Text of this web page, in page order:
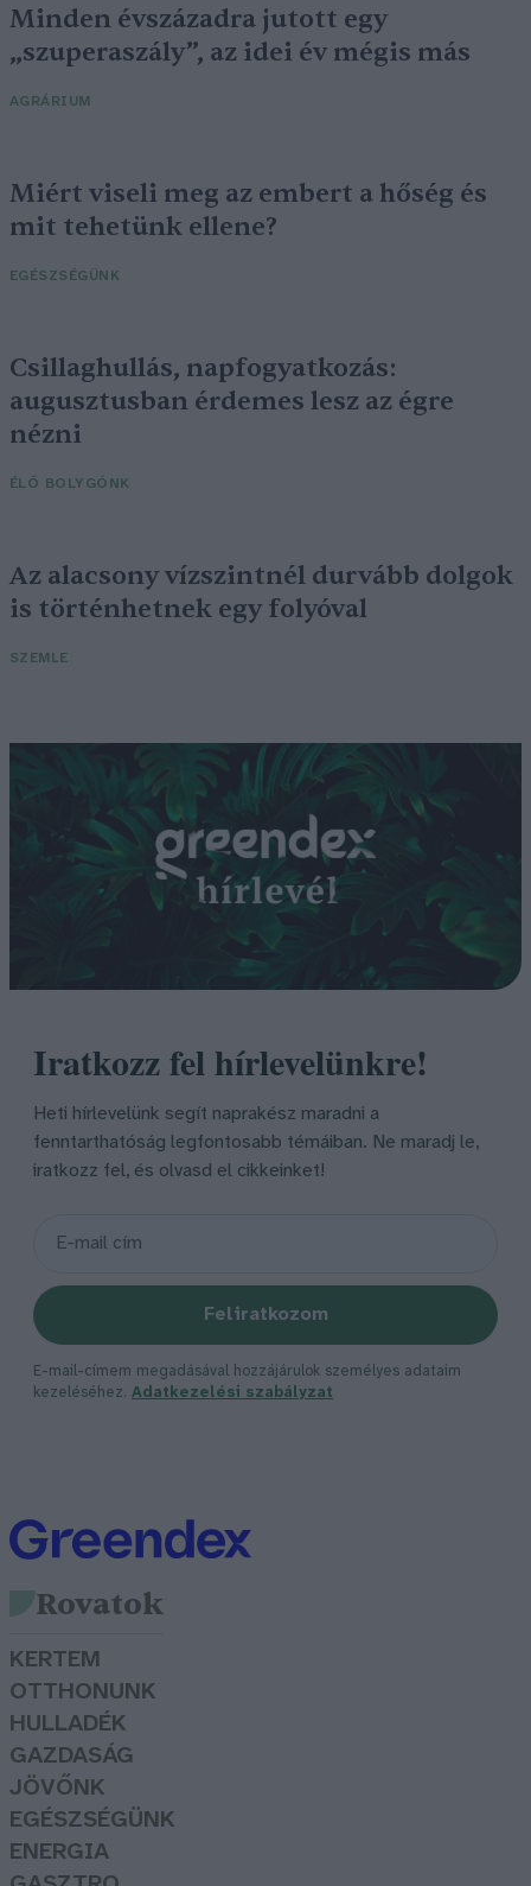
Minden évszázadra jutott egy
„szuperaszály”, az idei év mégis más
AGRÁRIUM
Miért viseli meg az embert a hőség és
mit tehetünk ellene?
EGÉSZSÉGÜNK
Csillaghullás, napfogyatkozás:
augusztusban érdemes lesz az égre
nézni
ÉLŐ BOLYGÓNK
Az alacsony vízszintnél durvább dolgok
is történhetnek egy folyóval
SZEMLE
Iratkozz fel hírlevelünkre!
Heti hírlevelünk segít naprakész maradni a
fenntarthatóság legfontosabb témáiban. Ne maradj le,
iratkozz fel, és olvasd el cikkeinket!
Feliratkozom
E-mail-címem megadásával hozzájárulok személyes adataim
kezeléséhez. Adatkezelési szabályzat
Rovatok
KERTEM
OTTHONUNK
HULLADÉK
GAZDASÁG
JÖVŐNK
EGÉSZSÉGÜNK
ENERGIA